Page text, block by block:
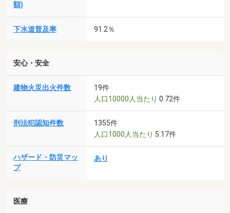
額)
下水道普及率 91.2％
安心・安全
建物火災出火件数
19件
人口10000人当たり 0.72件
刑法犯認知件数
1355件
人口1000人当たり 5.17件
ハザード・防災マッ
プ
あり
医療